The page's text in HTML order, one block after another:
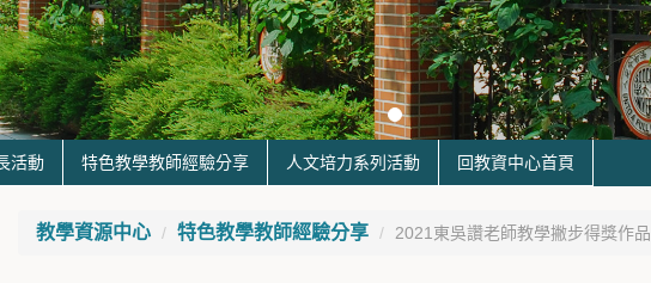
活動 特色教學教師經驗分享 人文培力系列活動 回教資中心首頁
教學資源中心 特色教學教師經驗分享 2021東吳讚老師教學撇步得獎作品